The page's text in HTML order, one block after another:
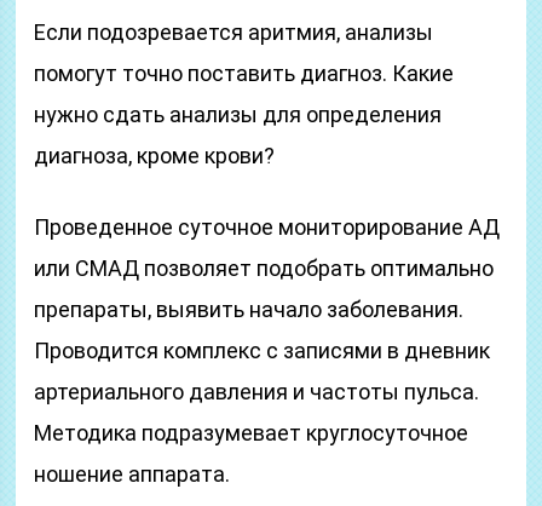
Если подозревается аритмия, анализы
помогут точно поставить диагноз. Какие
нужно сдать анализы для определения
диагноза, кроме крови?
Проведенное суточное мониторирование АД
или СМАД позволяет подобрать оптимально
препараты, выявить начало заболевания.
Проводится комплекс с записями в дневник
артериального давления и частоты пульса.
Методика подразумевает круглосуточное
ношение аппарата.